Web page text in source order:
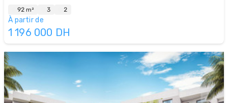
92 m² 3 2
À partir de
1 196 000 DH